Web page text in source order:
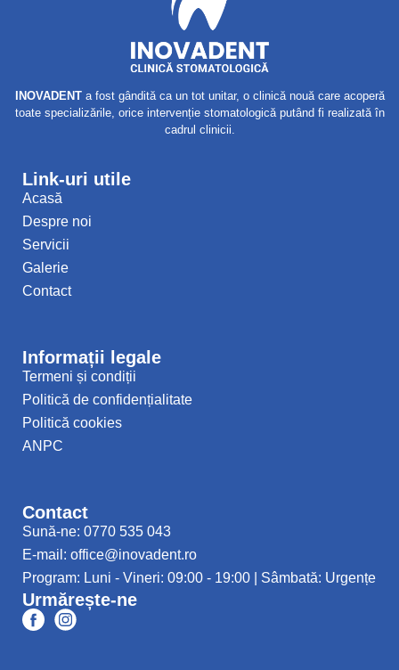
INOVADENTa fost gândită ca un tot unitar, o clinică nouă care acoperă
toate specializările, orice intervenție stomatologică putând fi realizată în
cadrul clinicii.
Link-uri utile
Acasă
Despre noi
Servicii
Galerie
Contact
Informații legale
Termeni și condiții
Politică de confidențialitate
Politică cookies
ANPC
Contact
Sună-ne: 0770 535 043
E-mail: office@inovadent.ro
Program: Luni - Vineri: 09:00 - 19:00 | Sâmbată: Urgențe
Urmărește-ne